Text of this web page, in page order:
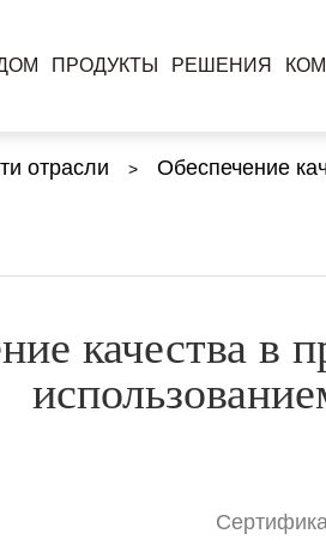
ПРОДУКТЫ РЕШЕНИЯ
отрасли > Обеспечение
качества в